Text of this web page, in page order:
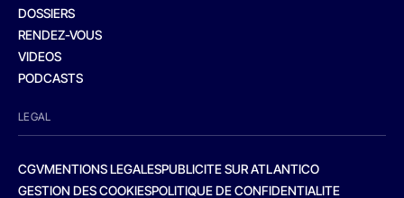
DOSSIERS
RENDEZ-VOUS
VIDEOS
PODCASTS
LEGAL
CGVMENTIONS LEGALESPUBLICITE SUR ATLANTICO
GESTION DES COOKIESPOLITIQUE DE CONFIDENTIALITE